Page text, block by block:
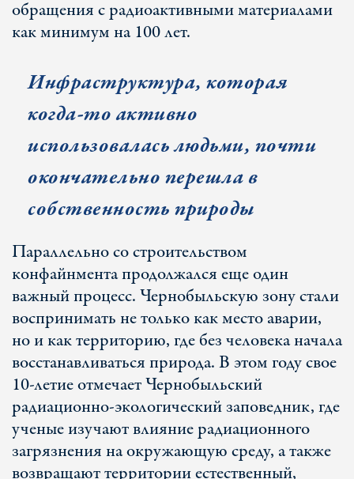
обращения с радиоактивными материалами
как минимум на 100 лет.
Инфраструктура, которая
когда-то активно
использовалась людьми, почти
окончательно перешла в
собственность природы
Параллельно со строительством
конфайнмента продолжался еще один
важный процесс. Чернобыльскую зону стали
воспринимать не только как место аварии,
но и как территорию, где без человека начала
восстанавливаться природа. В этом году свое
10-летие отмечает Чернобыльский
радиационно-экологический заповедник, где
ученые изучают влияние радиационного
загрязнения на окружающую среду, а также
возвращают территории естественный,